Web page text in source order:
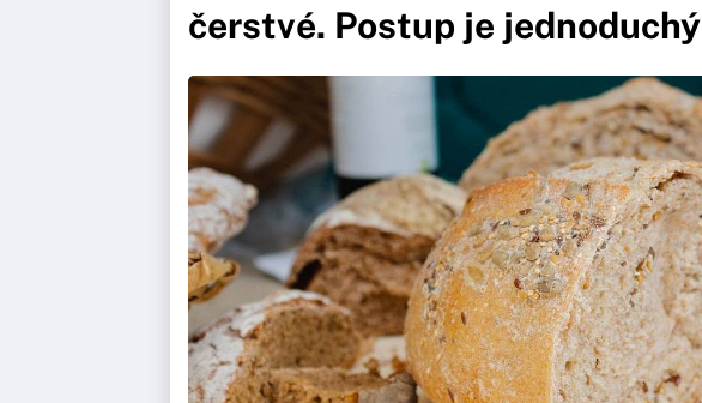
čerstvé. Postup je jednoduchý